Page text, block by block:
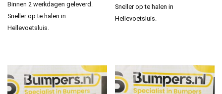
Binnen 2 werkdagen geleverd.
Sneller op te halen in
Hellevoetsluis.
Sneller op te halen in
Hellevoetsluis.